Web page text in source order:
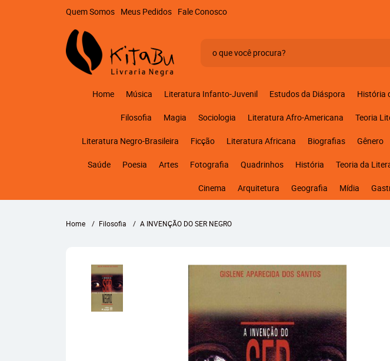
Quem Somos Meus Pedidos Fale Conosco
Home Música Literatura Infanto-Juvenil Estudos da Diáspora História
Filosofia Magia Sociologia Literatura Afro-Americana Teoria
Literatura Negro-Brasileira Ficção Literatura Africana Biografias Gênero
Saúde Poesia Artes Fotografia Quadrinhos História Teoria da
Cinema Arquitetura Geografia Mídia
Home Filosofia A INVENÇÃO DO SER NEGRO